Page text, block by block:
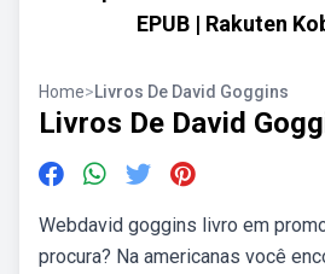
EPUB | Rakuten
Home>Livros De David Goggins
Livros De David
Webdavid goggins livro em
procura? Na americanas você